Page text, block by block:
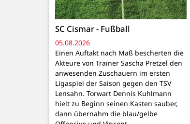
SC Cismar - Fußball
05.08.2026
Einen Auftakt nach Maß bescherten die
Akteure von Trainer Sascha Pretzel den
anwesenden Zuschauern im ersten
Ligaspiel der Saison gegen den TSV
Lensahn. Torwart Dennis Kuhlmann
hielt zu Beginn seinen Kasten sauber,
dann übernahm die blau/gelbe